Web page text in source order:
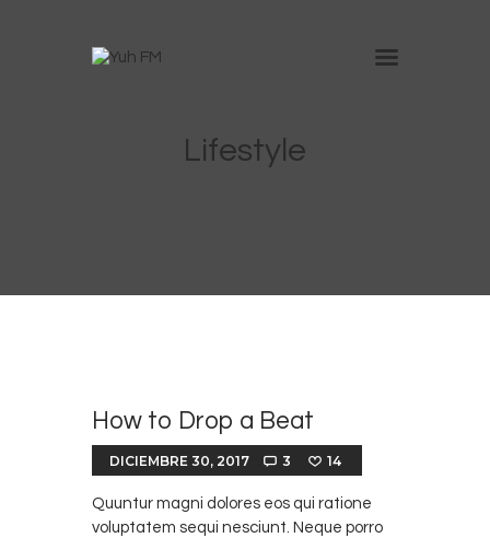
Lifestyle
How to Drop a Beat
DICIEMBRE 30, 2017 3 14
Quuntur magni dolores eos qui ratione
voluptatem sequi nesciunt. Neque porro